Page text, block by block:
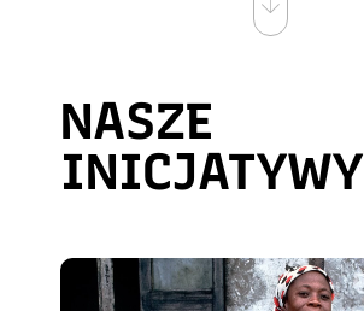
NASZE
INICJATYWY